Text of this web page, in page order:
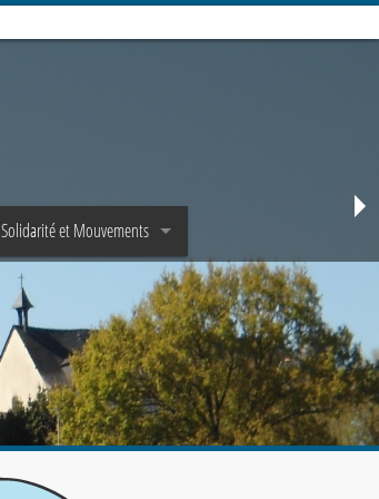
Solidarité et Mouvements
Mouvements d’adultes
Mouvements de jeunes
Pastorale de la santé
Solidarité